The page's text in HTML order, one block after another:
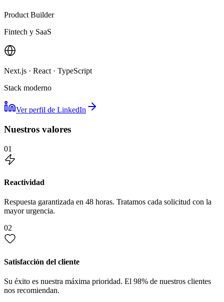
Product Builder
Fintech y SaaS
Next.js · React · TypeScript
Stack moderno
Ver perfil de LinkedIn
Nuestros valores
01
Reactividad
Respuesta garantizada en 48 horas. Tratamos cada solicitud con la
mayor urgencia.
02
Satisfacción del cliente
Su éxito es nuestra máxima prioridad. El 98% de nuestros clientes
nos recomiendan.